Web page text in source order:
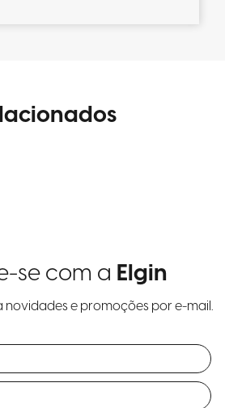
se com a Elgin
novidades e promoções por e-mail.